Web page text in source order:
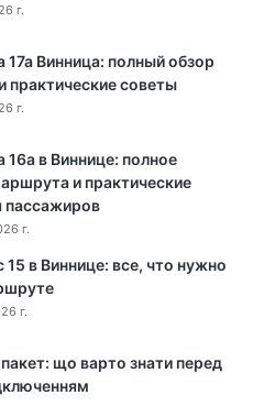
г.
Винница: полный обзор
практические советы
г.
в Виннице: полное
и практические
пассажиров
г.
15 в Виннице: все, что нужно
г.
що варто знати перед